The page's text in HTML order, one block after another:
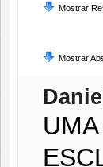
Mostrar
Mostrar